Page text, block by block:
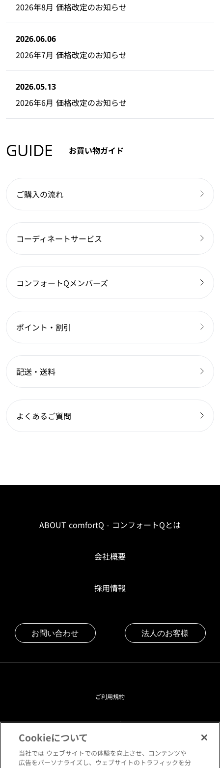
2026年8月 価格改定のお知らせ
2026.06.06
2026年7月 価格改定のお知らせ
2026.05.13
2026年6月 価格改定のお知らせ
GUIDE お買い物ガイド
ご購入の流れ
コーディネートサービス
コンフォートQメンバーズ
ポイント・割引
配送・送料
よくあるご質問
ABOUT comfortQ - コンフォートQとは
会社概要
採用情報
お問い合わせ 法人のお客様
ご利用規約
プライバシーポリシー
クッキーポリシー
Cookieについて
当社では ウェブサイトでの体験を向上させ、コンテンツや
広告をパーソナライズし、ウェブサイトのトラフィックを分